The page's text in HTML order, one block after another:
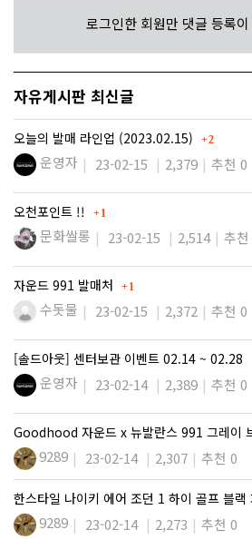
로그인한 회원만 댓글 등록
자유게시판 최신글
오늘의 발매 라인업 (2023.02.15) 댓글
2
운영자 23-02-15 2,379 추천 0
오천포인트 !! 댓글
1
문화쌀롱 23-02-15 2,514 추
자운드 991 발매처 댓글
1
수돗물 23-02-15 2,372 추천 0
[솔드아웃] 센터보관 이벤트 02.14 ~ 02.28
운영자 23-02-14 2,389 추천 0
Goodhood 자운드 x 뉴발란스 991 그레이
9289 23-02-14 2,307 추천 0
한스타일 나이키 에어 조던 1 하이 골프 블랙
9289 23-02-14 2,273 추천 0